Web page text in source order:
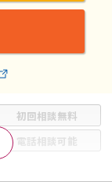
初回相談無料
電話相談可能